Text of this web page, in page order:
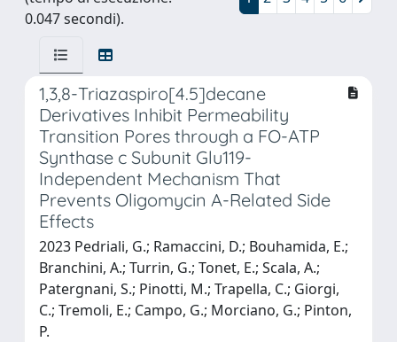
0.047 secondi).
1,3,8-Triazaspiro[4.5]decane
Derivatives Inhibit Permeability
Transition Pores through a FO-ATP
Synthase c Subunit Glu119-
Independent Mechanism That
Prevents Oligomycin A-Related Side
Effects
2023 Pedriali, G.; Ramaccini, D.; Bouhamida, E.;
Branchini, A.; Turrin, G.; Tonet, E.; Scala, A.;
Patergnani, S.; Pinotti, M.; Trapella, C.; Giorgi,
C.; Tremoli, E.; Campo, G.; Morciano, G.; Pinton,
P.